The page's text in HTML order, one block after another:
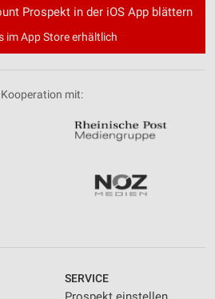
Prospekt in der iOS App blättern
im App Store erhältlich
mit:
SERVICE